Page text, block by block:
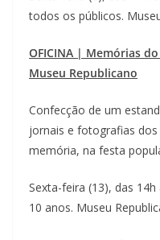
todos os públicos.
OFICINA | Memórias
Museu Republicano
Confecção de um
jornais e fotografias
memória, na festa
Sexta-feira (13), das
10 anos. Museu